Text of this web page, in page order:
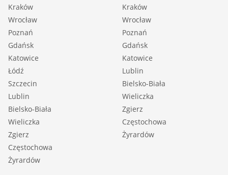
Kraków
Wrocław
Poznań
Gdańsk
Katowice
Łódź
Szczecin
Lublin
Bielsko-Biała
Wieliczka
Zgierz
Częstochowa
Żyrardów
Kraków
Wrocław
Poznań
Gdańsk
Katowice
Lublin
Bielsko-Biała
Wieliczka
Zgierz
Częstochowa
Żyrardów